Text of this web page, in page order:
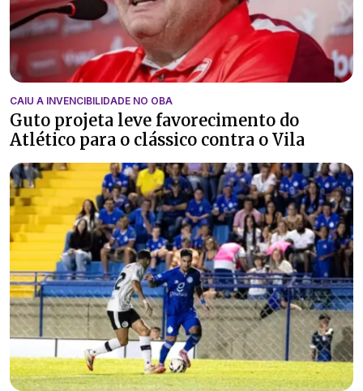
CAIU A INVENCIBILIDADE NO OBA
Guto projeta leve favorecimento do
Atlético para o clássico contra o Vila